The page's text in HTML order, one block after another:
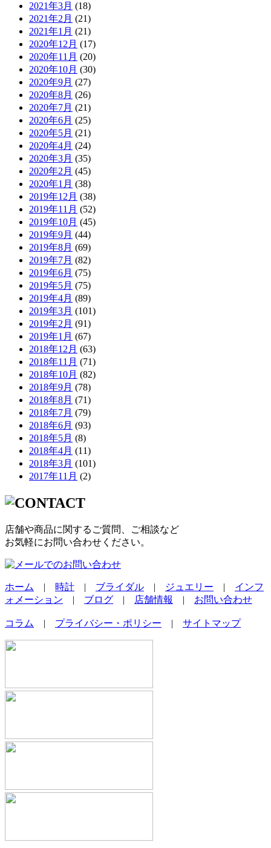
2021年3月 (18)
2021年2月 (21)
2021年1月 (21)
2020年12月 (17)
2020年11月 (20)
2020年10月 (30)
2020年9月 (27)
2020年8月 (26)
2020年7月 (21)
2020年6月 (25)
2020年5月 (21)
2020年4月 (24)
2020年3月 (35)
2020年2月 (45)
2020年1月 (38)
2019年12月 (38)
2019年11月 (52)
2019年10月 (45)
2019年9月 (44)
2019年8月 (69)
2019年7月 (82)
2019年6月 (75)
2019年5月 (75)
2019年4月 (89)
2019年3月 (101)
2019年2月 (91)
2019年1月 (67)
2018年12月 (63)
2018年11月 (71)
2018年10月 (82)
2018年9月 (78)
2018年8月 (71)
2018年7月 (79)
2018年6月 (93)
2018年5月 (8)
2018年4月 (11)
2018年3月 (101)
2017年11月 (2)
店舗や商品に関するご質問、ご相談など
お気軽にお問い合わせください。
ホーム | 時計 | ブライダル | ジュエリー | インフ
ォメーション | ブログ | 店舗情報 | お問い合わせ
コラム | プライバシー・ポリシー | サイトマップ